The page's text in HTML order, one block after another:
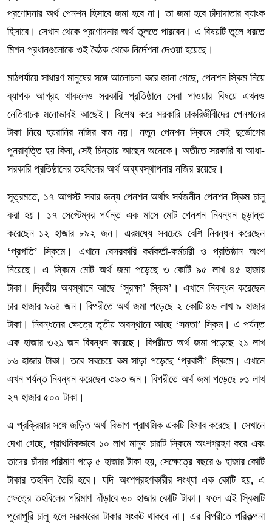
প্রণোদনার অর্থ পেনশন হিসাবে জমা হবে না। তা জমা হবে চাঁদাদাতার ব্যাংক
হিসাবে। সেখান থেকে প্রণোদনার অর্থ তুলতে পারবেন। এ বিষয়টি তুলে ধরতে
মিশন প্রধানগুলোকে ওই বৈঠক থেকে নির্দেশনা দেওয়া হয়েছে।
মাঠপর্যায়ে সাধারণ মানুষের সঙ্গে আলোচনা করে জানা গেছে, পেনশন স্কিম নিয়ে
ব্যাপক আগ্রহ থাকলেও সরকারি প্রতিষ্ঠানে সেবা পাওয়ার বিষয়ে এখনও
নেতিবাচক মনোভাবই আছেই। বিশেষ করে সরকারি চাকরিজীবীদের পেনশনের
টাকা নিয়ে হয়রানির নজির কম নয়। নতুন পেনশন স্কিমে সেই দুর্ভোগের
পুনরাবৃত্তি হয় কিনা, সেই চিন্তায় আছেন অনেকে। অতীতে সরকারি বা আধা-
সরকারি প্রতিষ্ঠানের তহবিলের অর্থ অব্যবস্থাপনার নজির রয়েছে।
সূত্রমতে, ১৭ আগস্ট সবার জন্য পেনশন অর্থাৎ সর্বজনীন পেনশন স্কিম চালু
করা হয়। ১৭ সেপ্টেম্বর পর্যন্ত এক মাসে মোট পেনশন নিবন্ধন চূড়ান্ত
করেছেন ১২ হাজার ৮৯২ জন। এরমধ্যে সবচেয়ে বেশি নিবন্ধন করেছেন
‘প্রগতি’ স্কিমে। এখানে বেসরকারি কর্মকর্তা-কর্মচারী ও প্রতিষ্ঠান অংশ
নিয়েছে। এ স্কিমে মোট অর্থ জমা পড়েছে ৩ কোটি ৯৫ লাখ ৪৫ হাজার
টাকা। দ্বিতীয় অবস্থানে আছে ‘সুরক্ষা’ স্কিম’। এখানে নিবন্ধন করেছেন
চার হাজার ৯৬৪ জন। বিপরীতে অর্থ জমা পড়েছে ২ কোটি ৪৬ লাখ ৯ হাজার
টাকা। নিবন্ধনের ক্ষেত্রে তৃতীয় অবস্থানে আছে ‘সমতা’ স্কিম। এ পর্যন্ত
এক হাজার ৩২১ জন বিবন্ধন করেছে। বিপরীতে অর্থ জমা পড়েছে ২১ লাখ
৮৬ হাজার টাকা। তবে সবচেয়ে কম সাড়া পড়েছে ‘প্রবাসী’ স্কিমে। এখানে
এখন পর্যন্ত নিবন্ধন করেছেন ৩৯৩ জন। বিপরীতে অর্থ জমা পড়েছে ৮১ লাখ
২৭ হাজার ৫০০ টাকা।
এ প্রক্রিয়ার সঙ্গে জড়িত অর্থ বিভাগ প্রাথমিক একটি হিসাব করেছে। সেখানে
দেখা গেছে, প্রাথমিকভাবে ১০ লাখ মানুষ চারটি স্কিমে অংশগ্রহণ করে এবং
তাদের চাঁদার পরিমাণ গড়ে ৫ হাজার টাকা হয়, সেক্ষেত্রে বছরে ৬ হাজার কোটি
টাকার তহবিল তৈরি হবে। যদি অংশগ্রহণকারীর সংখ্যা এক কোটি হয়, এ
ক্ষেত্রে তহবিলের পরিমাণ দাঁড়াবে ৬০ হাজার কোটি টাকা। ফলে এই স্কিমটি
পুরোপুরি চালু হলে সরকারের টাকার সংকট থাকবে না। এর বিপরীতে পরিকল্পনা